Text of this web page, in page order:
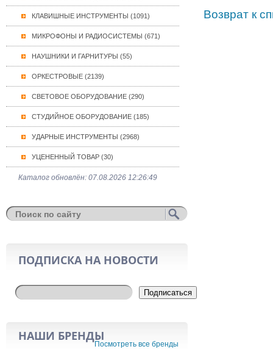
КЛАВИШНЫЕ ИНСТРУМЕНТЫ (1091)
МИКРОФОНЫ И РАДИОСИСТЕМЫ (671)
НАУШНИКИ И ГАРНИТУРЫ (55)
ОРКЕСТРОВЫЕ (2139)
СВЕТОВОЕ ОБОРУДОВАНИЕ (290)
СТУДИЙНОЕ ОБОРУДОВАНИЕ (185)
УДАРНЫЕ ИНСТРУМЕНТЫ (2968)
УЦЕНЕННЫЙ ТОВАР (30)
Каталог обновлён: 07.08.2026 12:26:49
ПОДПИСКА НА НОВОСТИ
Подписаться
НАШИ БРЕНДЫ
Посмотреть все бренды
Возврат к